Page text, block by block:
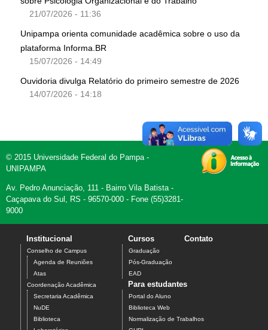
21/07/2026 - 11:36
Unipampa orienta comunidade acadêmica sobre o uso da
plataforma Informa.BR
15/07/2026 - 14:49
Ouvidoria divulga Relatório do primeiro semestre de 2026
14/07/2026 - 14:18
© 2015 Universidade Federal do Pampa -
UNIPAMPA
Av. Pedro Anunciação, 111 - Bairro Vila Batista -
Caçapava do Sul, RS - 96570-000 - Fone (55)3281-
9000
Institucional
Conselho de Campus
Agenda de Reuniões
Atas
Coordenação Acadêmica
Secretaria Acadêmica
NuDE
Biblioteca
Cursos
Graduação
Pós-Graduação
EAD
Contato
Para estudantes
Portal do Aluno
Biblioteca Web
Normalização de Trabalhos